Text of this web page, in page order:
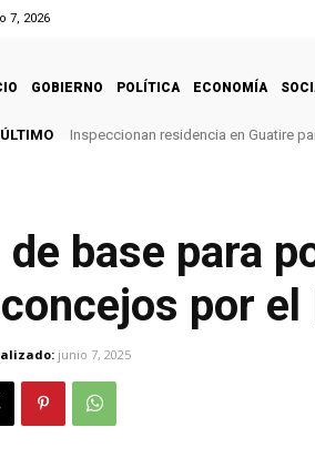
7, 2026
GOBIERNO POLÍTICA ECONOMÍA
Inspeccionan residencia en Guatire
base para
por el
junio 7, 2025